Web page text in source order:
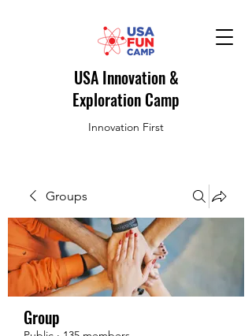
USA Innovation &
Exploration Camp
Innovation First
Groups
Group